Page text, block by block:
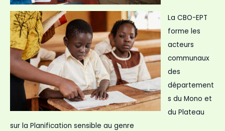
La CBO-EPT
forme les
acteurs
communaux
des
département
s du Mono et
du Plateau
sur la Planification sensible au genre